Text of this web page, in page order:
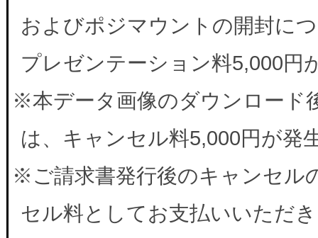
およびポジマウントの開封に
プレゼンテーション料5,000円
※本データ画像のダウンロード
は、キャンセル料5,000円が発
※ご請求書発行後のキャンセル
セル料としてお支払いいただ